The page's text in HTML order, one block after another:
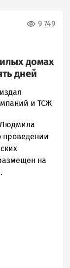
9 749
домах
дней
и ТСЖ
Людмила
проведении
на